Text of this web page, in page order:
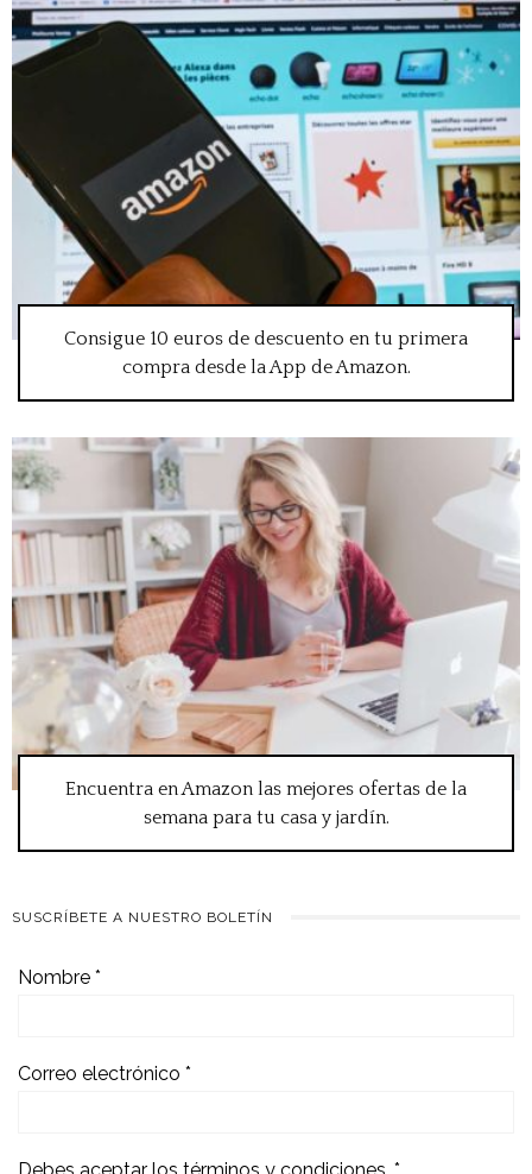
Consigue 10 euros de descuento en tu primera
compra desde la App de Amazon.
Encuentra en Amazon las mejores ofertas de la
semana para tu casa y jardín.
SUSCRÍBETE A NUESTRO BOLETÍN
Nombre *
Correo electrónico *